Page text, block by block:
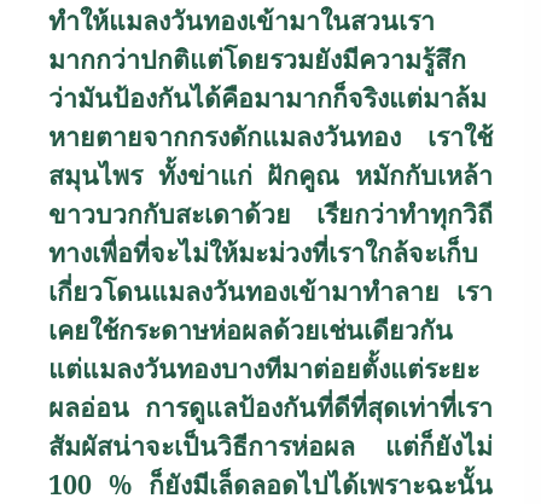
ทำให้แมลงวันทองเข้ามาในสวนเรา
มากกว่าปกติแต่โดยรวมยังมีความรู้สึก
ว่ามันป้องกันได้คือมามากก็จริงแต่มาล้ม
หายตายจากกรงดักแมลงวันทอง เราใช้
สมุนไพร ทั้งข่าแก่ ฝักคูณ หมักกับเหล้า
ขาวบวกกับสะเดาด้วย เรียกว่าทำทุกวิถี
ทางเพื่อที่จะไม่ให้มะม่วงที่เราใกล้จะเก็บ
เกี่ยวโดนแมลงวันทองเข้ามาทำลาย เรา
เคยใช้กระดาษห่อผลด้วยเช่นเดียวกัน
แต่แมลงวันทองบางทีมาต่อยตั้งแต่ระยะ
ผลอ่อน การดูแลป้องกันที่ดีที่สุดเท่าที่เรา
สัมผัสน่าจะเป็นวิธีการห่อผล แต่ก็ยังไม่
100 % ก็ยังมีเล็ดลอดไปได้เพราะฉะนั้น